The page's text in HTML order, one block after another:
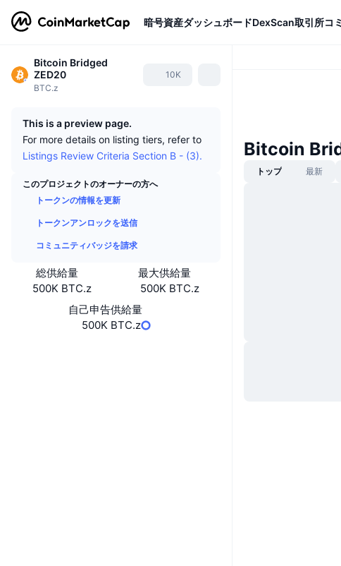
暗号資産ダッシュボードDexScan取引所コ
Bitcoin Bridged
ZED20
BTC.z
10K
This is a preview page.
For more details on listing tiers, refer to
Listings Review Criteria Section B - (3).
このプロジェクトのオーナーの方へ
トークンの情報を更新
トークンアンロックを送信
コミュニティバッジを請求
総供給量
500K BTC.z
最大供給量
500K BTC.z
自己申告供給量
500K BTC.z
Bitcoin
トップ 最新